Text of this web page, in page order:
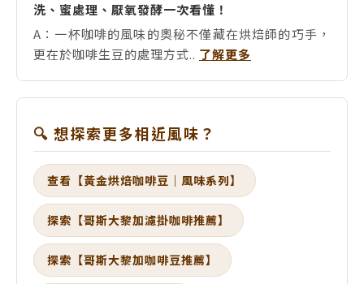
洗、蜜處理、厭氧發酵一次看懂！
A：一杯咖啡的風味的奧秘不僅藏在烘焙師的巧手，
更在於咖啡生豆的處理方式.. 了解更多
🔍 想探索更多相近風味？
查看【黃金烘焙咖啡豆｜風味系列】
探索【哥斯大黎加濾掛咖啡推薦】
探索【哥斯大黎加咖啡豆推薦】